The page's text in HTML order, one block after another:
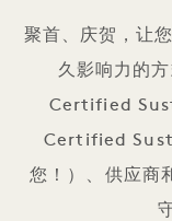
聚首、庆贺，让
久影响力的
Certified
Certified
您！）、供应商